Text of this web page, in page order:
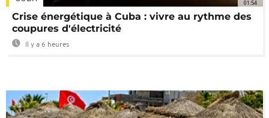
01:54
Crise énergétique à Cuba : vivre au rythme des
coupures d'électricité
Il y a 6 heures